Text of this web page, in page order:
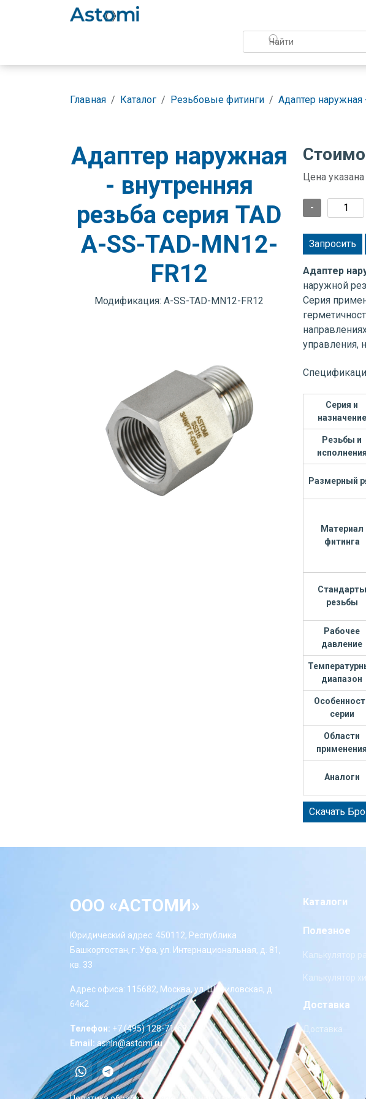
Главная Каталог Резьбовые фитинги Адаптер наружная
Адаптер наружная
- внутренняя
резьба серия TAD
A-SS-TAD-MN12-
FR12
Модификация: A-SS-TAD-MN12-FR12
Цена
-
Запросить
Адаптер
наружной
Серия
управления,
Серия и
назначение
Резьбы и
исполнения
Размерный
Материал
фитинга
Стандарты
резьбы
Рабочее
давление
диапазон
серии
Области
применения
Аналоги
Скачать
ООО «АСТОМИ»
Юридический адрес: 450112, Республика
Башкортостан, г. Уфа, ул. Интернациональная, д. 81,
кв. 33
Адрес офиса: 115682, Москва, ул. Шипиловская, д
64к2
Телефон: +7 (495) 128-71-68
Email: asnln@astomi.ru
Каталоги
Полезное
Калькулятор
Калькулятор
Доставка
Доставка